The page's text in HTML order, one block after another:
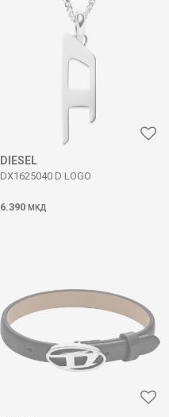
DIESEL
DX1625040 D LOGO
6.390 МКД